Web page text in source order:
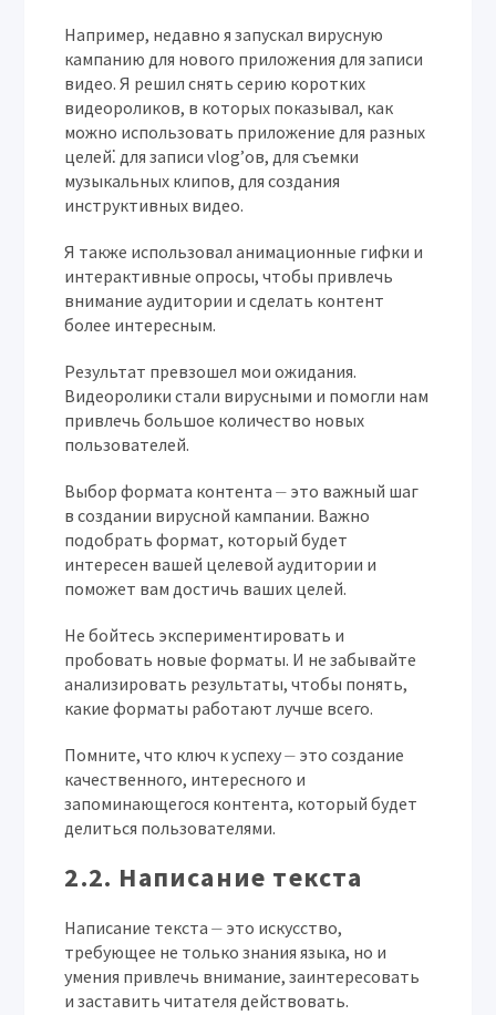
Например, недавно я запускал вирусную
кампанию для нового приложения для записи
видео. Я решил снять серию коротких
видеороликов, в которых показывал, как
можно использовать приложение для разных
целей⁚ для записи vlog’ов, для съемки
музыкальных клипов, для создания
инструктивных видео.
Я также использовал анимационные гифки и
интерактивные опросы, чтобы привлечь
внимание аудитории и сделать контент
более интересным.
Результат превзошел мои ожидания.
Видеоролики стали вирусными и помогли нам
привлечь большое количество новых
пользователей.
Выбор формата контента ⏤ это важный шаг
в создании вирусной кампании. Важно
подобрать формат, который будет
интересен вашей целевой аудитории и
поможет вам достичь ваших целей.
Не бойтесь экспериментировать и
пробовать новые форматы. И не забывайте
анализировать результаты, чтобы понять,
какие форматы работают лучше всего.
Помните, что ключ к успеху ⏤ это создание
качественного, интересного и
запоминающегося контента, который будет
делиться пользователями.
2.2. Написание текста
Написание текста ⏤ это искусство,
требующее не только знания языка, но и
умения привлечь внимание, заинтересовать
и заставить читателя действовать.